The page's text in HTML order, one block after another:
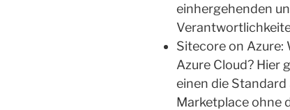
einhergehenden
Sitecore on Azure:
Azure Cloud? Hier
einen die
Marketplace ohne